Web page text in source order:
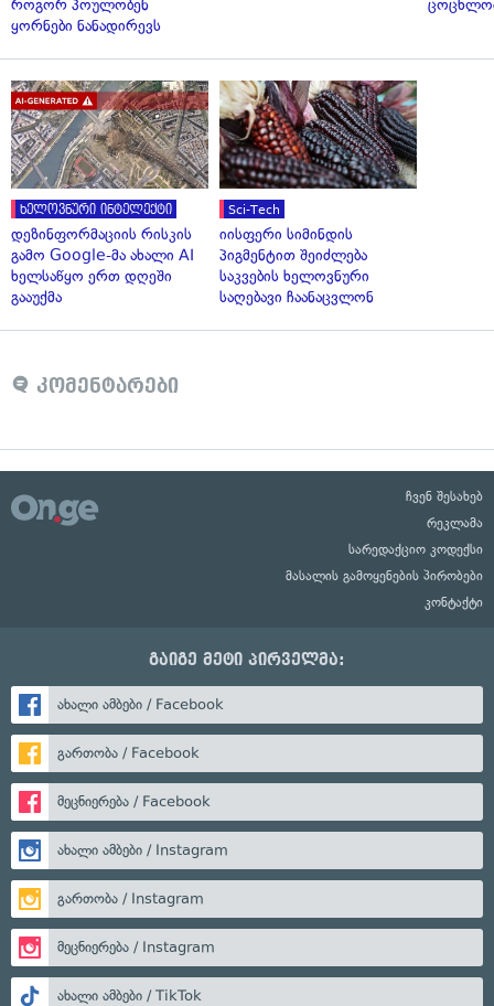
როგორ პოულობენ
ყორნები ნანადირევს
ხელოვნური ინტელექტი
დეზინფორმაციის რისკის
გამო Google-მა ახალი AI
ხელსაწყო ერთ დღეში
გააუქმა
Sci-Tech
იისფერი სიმინდის
პიგმენტით შეიძლება
საკვების ხელოვნური
საღებავი ჩაანაცვლონ
კომენტარები
ჩვენ შესახებ
რეკლამა
სარედაქციო კოდექსი
მასალის გამოყენების პირობები
კონტაქტი
გაიგე მეტი პირველმა:
ახალი ამბები / Facebook
გართობა / Facebook
მეცნიერება / Facebook
ახალი ამბები / Instagram
გართობა / Instagram
მეცნიერება / Instagram
ახალი ამბები / TikTok